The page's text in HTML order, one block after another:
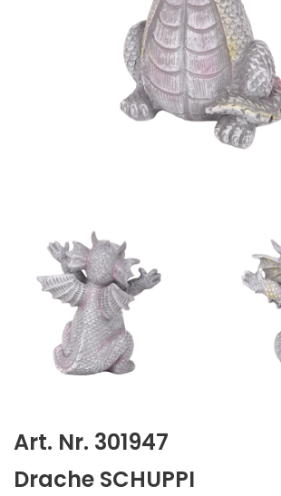
Art. Nr. 301947
Drache SCHUPPI